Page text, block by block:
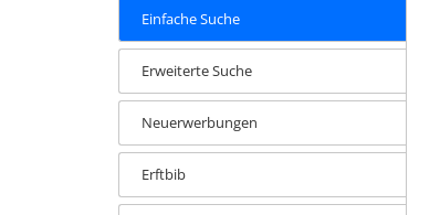
Einfache Suche
Erweiterte Suche
Neuerwerbungen
Erftbib